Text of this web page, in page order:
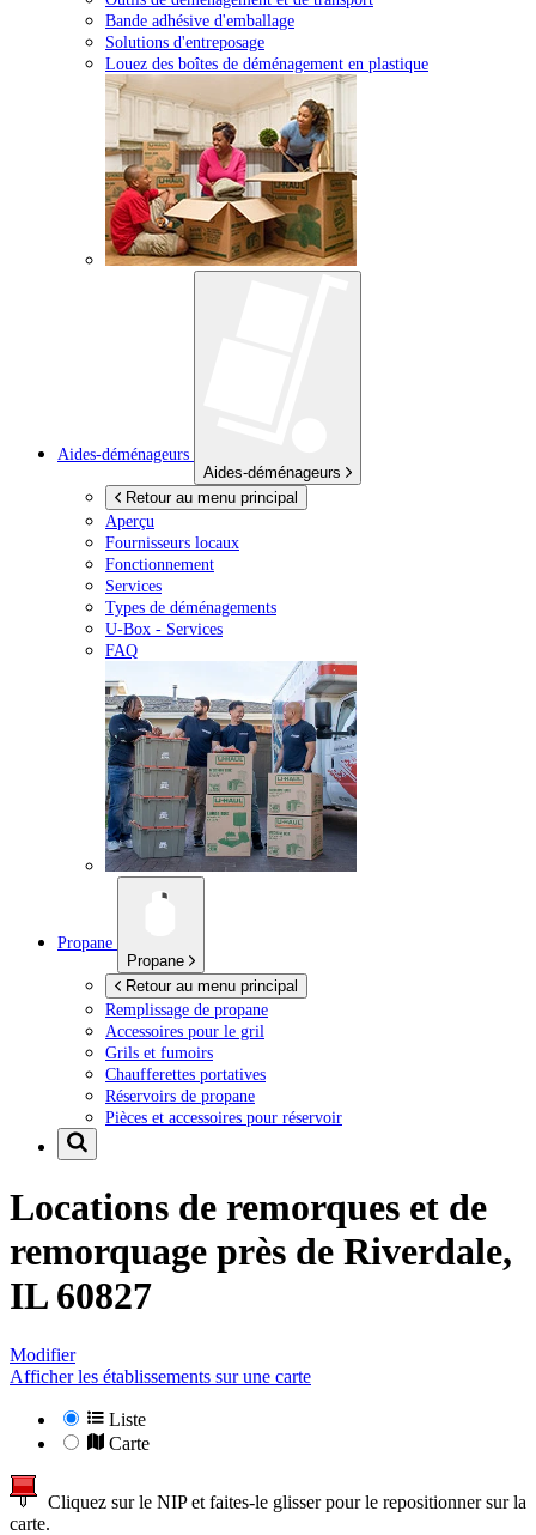
Bande adhésive d'emballage
Solutions d'entreposage
Louez des boîtes de déménagement en plastique
Aides-déménageurs
Aides-déménageurs
Retour au menu principal
Aperçu
Fournisseurs locaux
Fonctionnement
Services
Types de déménagements
U-Box - Services
FAQ
Propane
Propane
Retour au menu principal
Remplissage de propane
Accessoires pour le gril
Grils et fumoirs
Chaufferettes portatives
Réservoirs de propane
Pièces et accessoires pour réservoir
Locations de remorques et de
remorquage près de Riverdale,
IL 60827
Modifier
Afficher les établissements sur une carte
Liste
Carte
Cliquez sur le NIP et faites-le glisser pour le repositionner sur la
carte.